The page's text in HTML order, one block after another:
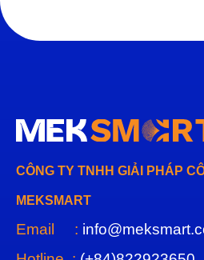
CÔNG TY TNHH GIẢI PHÁP
MEKSMART
Email :